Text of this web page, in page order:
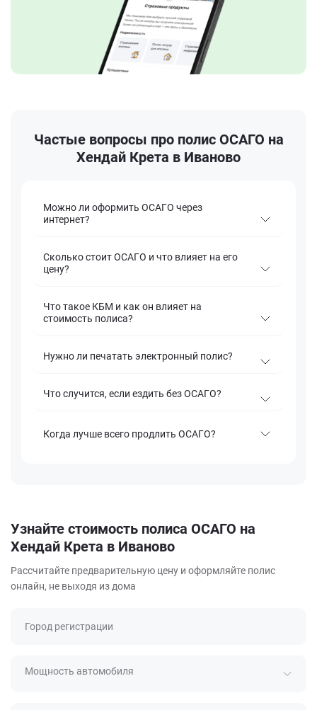
Частые вопросы про полис ОСАГО на
Хендай Крета в Иваново
Можно ли оформить ОСАГО через
интернет?
Сколько стоит ОСАГО и что влияет на его
цену?
Что такое КБМ и как он влияет на
стоимость полиса?
Нужно ли печатать электронный полис?
Что случится, если ездить без ОСАГО?
Когда лучше всего продлить ОСАГО?
Узнайте стоимость полиса ОСАГО на
Хендай Крета в Иваново
Рассчитайте предварительную цену и оформляйте полис
онлайн, не выходя из дома
Город регистрации
Мощность автомобиля